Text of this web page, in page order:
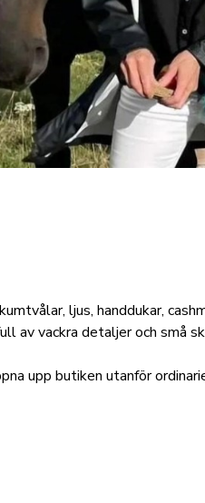
ljus, handdukar,
av vackra detaljer och små
upp butiken utanför